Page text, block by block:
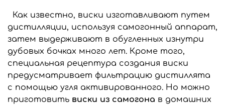
Как известно, виски изготавливают путем
дистилляции, используя самогонный аппарат,
затем выдерживают в обугленных изнутри
дубовых бочках много лет. Кроме того,
специальная рецептура создания виски
предусматривает фильтрацию дистиллята
с помощью угля активированного. Но можно
приготовить виски из самогона в домашних